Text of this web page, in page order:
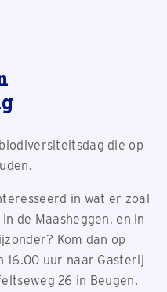
die op
in wat er zoal
de Maasheggen, en in
Kom dan op
16.00 uur naar Gasterij
26 in Beugen.